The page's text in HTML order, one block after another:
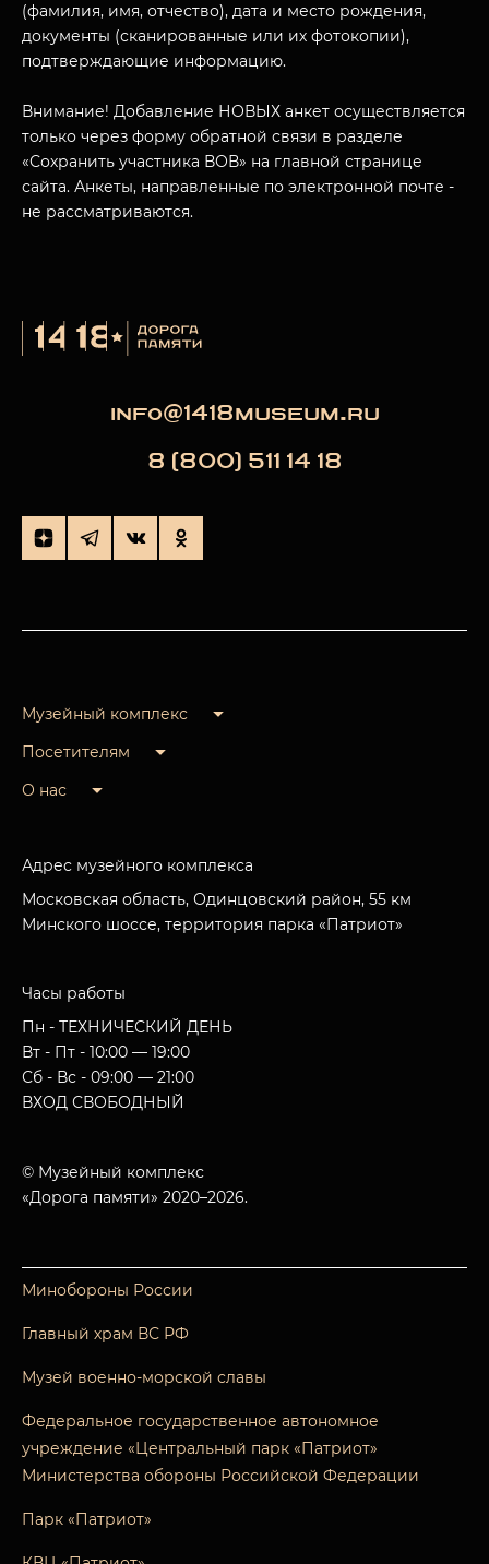
(фамилия, имя, отчество), дата и место рождения,
документы (сканированные или их фотокопии),
подтверждающие информацию.
Внимание! Добавление НОВЫХ анкет осуществляется
только через форму обратной связи в разделе
«Сохранить участника ВОВ» на главной странице
сайта. Анкеты, направленные по электронной почте -
не рассматриваются.
info@1418museum.ru
8 (800) 511 14 18
Музейный комплекс
Посетителям
О нас
Адрес музейного комплекса
Московская область, Одинцовский район, 55 км
Минского шоссе, территория парка «Патриот»
Часы работы
Пн - ТЕХНИЧЕСКИЙ ДЕНЬ
Вт - Пт - 10:00 — 19:00
Сб - Вс - 09:00 — 21:00
ВХОД СВОБОДНЫЙ
© Музейный комплекс
«Дорога памяти» 2020–2026.
Минобороны России
Главный храм ВС РФ
Музей военно-морской славы
Федеральное государственное автономное
учреждение «Центральный парк «Патриот»
Министерства обороны Российской Федерации
Парк «Патриот»